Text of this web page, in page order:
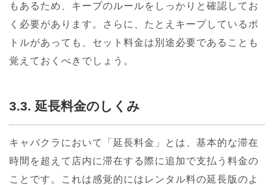
もあるため、キープのルールをしっかりと確認してお
く必要があります。さらに、たとえキープしているボ
トルがあっても、セット料金は別途必要であることも
覚えておくべきでしょう。
3.3. 延長料金のしくみ
キャバクラにおいて「延長料金」とは、基本的な滞在
時間を超えて店内に滞在する際に追加で支払う料金の
ことです。これは感覚的にはレンタル料の延長版のよ